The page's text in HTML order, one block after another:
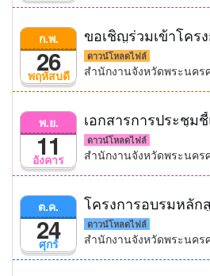
พฤหัสบดี
ก.พ.
26
ขอเชิญร่วมเข้าโคร
ดาวน์โหลดไฟล์
สำนักงานจังหวัดพระนคร
อังคาร
พ.ย.
11 ดาวน์โหลดไฟล์
สำนักงานจังหวัดพระนคร
ศุกร์
ต.ค.
24
โครงการอบรมหลัก
ดาวน์โหลดไฟล์
สำนักงานจังหวัดพระนคร